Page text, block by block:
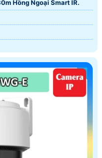
Hồng Ngoại Smart IR.